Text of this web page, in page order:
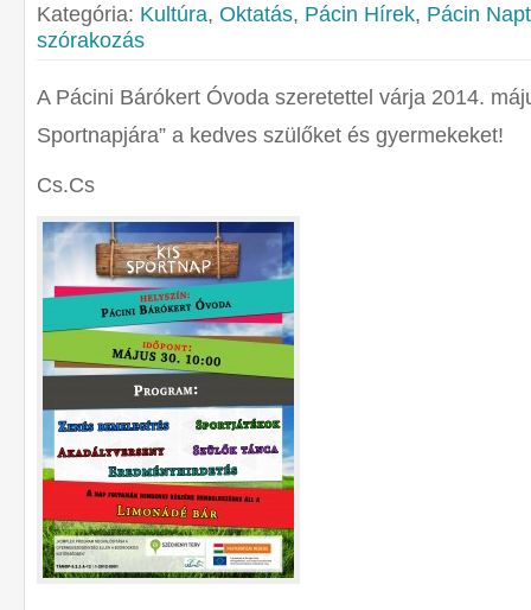
Kategória: Kultúra, Oktatás, Pácin Hírek, Pácin
szórakozás
A Pácini Bárókert Óvoda szeretettel várja 2014.
Sportnapjára” a kedves szülőket és gyermekeket!
Cs.Cs